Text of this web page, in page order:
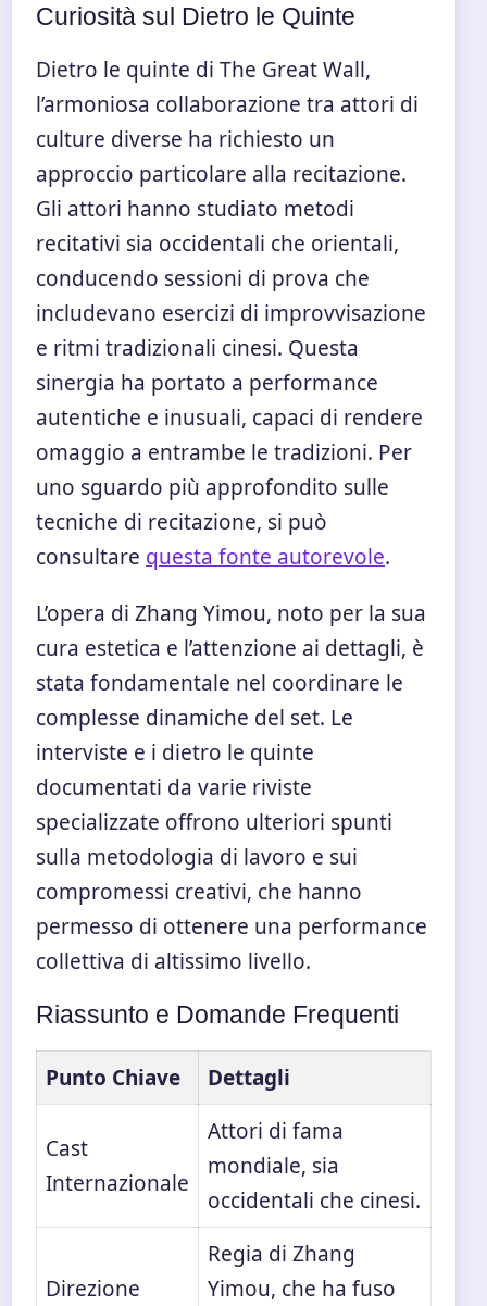
Curiosità sul Dietro le Quinte
Dietro le quinte di The Great Wall,
l’armoniosa collaborazione tra attori di
culture diverse ha richiesto un
approccio particolare alla recitazione.
Gli attori hanno studiato metodi
recitativi sia occidentali che orientali,
conducendo sessioni di prova che
includevano esercizi di improvvisazione
e ritmi tradizionali cinesi. Questa
sinergia ha portato a performance
autentiche e inusuali, capaci di rendere
omaggio a entrambe le tradizioni. Per
uno sguardo più approfondito sulle
tecniche di recitazione, si può
consultare questa fonte autorevole.
L’opera di Zhang Yimou, noto per la sua
cura estetica e l’attenzione ai dettagli, è
stata fondamentale nel coordinare le
complesse dinamiche del set. Le
interviste e i dietro le quinte
documentati da varie riviste
specializzate offrono ulteriori spunti
sulla metodologia di lavoro e sui
compromessi creativi, che hanno
permesso di ottenere una performance
collettiva di altissimo livello.
Riassunto e Domande Frequenti
Punto Chiave Dettagli
Cast
Internazionale
Attori di fama
mondiale, sia
occidentali che cinesi.
Direzione
Regia di Zhang
Yimou, che ha fuso